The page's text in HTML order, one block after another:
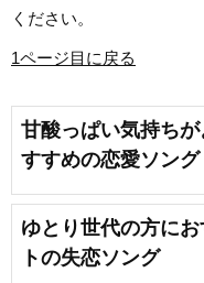
ください。
1ページ目に戻る
甘酸っぱい気持ち
すすめの恋愛ソング
ゆとり世代の方に
トの失恋ソング